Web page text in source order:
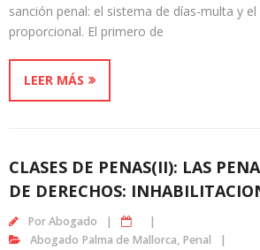
sanción penal: el sistema de días-multa y
proporcional. El primero de
LEER MÁS
CLASES DE PENAS(II): LAS
DE DERECHOS:
PorAbogado
Abogado Palma de Mallorca, Penal